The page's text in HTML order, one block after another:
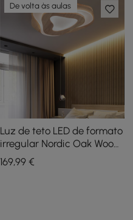
De volta às aulas
Luz de teto LED de formato
irregular Nordic Oak Wood
Flush Mount
169,99€